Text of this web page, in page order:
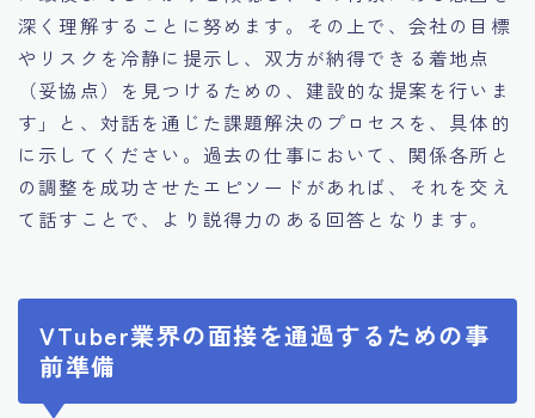
深く理解することに努めます。その上で、会社の目標
やリスクを冷静に提示し、双方が納得できる着地点
（妥協点）を見つけるための、建設的な提案を行いま
す」と、対話を通じた課題解決のプロセスを、具体的
に示してください。過去の仕事において、関係各所と
の調整を成功させたエピソードがあれば、それを交え
て話すことで、より説得力のある回答となります。
VTuber業界の面接を通過するための事
前準備